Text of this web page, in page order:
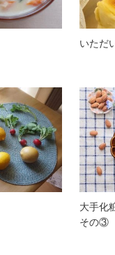
いただ
大手化
その③